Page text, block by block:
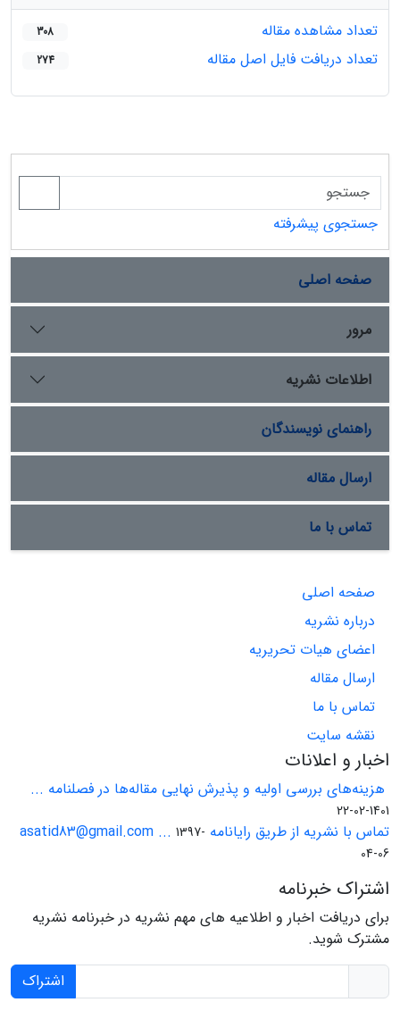
تعداد مشاهده مقاله
308
تعداد دریافت فایل اصل مقاله 274
جستجوی پیشرفته
صفحه اصلی
مرور
اطلاعات نشریه
راهنمای نویسندگان
ارسال مقاله
تماس با ما
صفحه اصلی
درباره نشریه
اعضای هیات تحریریه
ارسال مقاله
تماس با ما
نقشه سایت
اخبار و اعلانات
هزینه‌های بررسی اولیه و پذیرش نهایی مقاله‌ها در فصلنامه ...
1401-02-22
تماس با نشریه از طریق رایانامه asatid83@gmail.com ... 1397-
04-06
اشتراک خبرنامه
برای دریافت اخبار و اطلاعیه های مهم نشریه در خبرنامه نشریه
مشترک شوید.
اشتراک